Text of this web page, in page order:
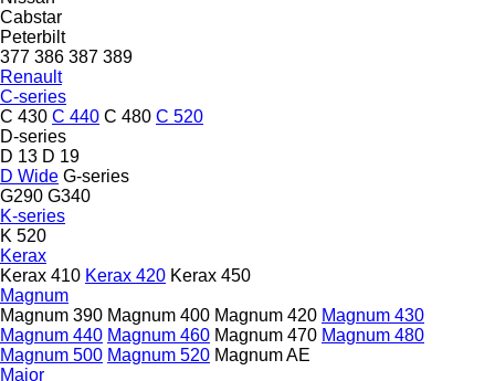
Cabstar
Peterbilt
377 386 387 389
Renault
C-series
C 430 C 440 C 480 C 520
D-series
D 13 D 19
D Wide G-series
G290 G340
K-series
K 520
Kerax
Kerax 410 Kerax 420 Kerax 450
Magnum
Magnum 390 Magnum 400 Magnum 420 Magnum 430
Magnum 440 Magnum 460 Magnum 470 Magnum 480
Magnum 500 Magnum 520 Magnum AE
Major